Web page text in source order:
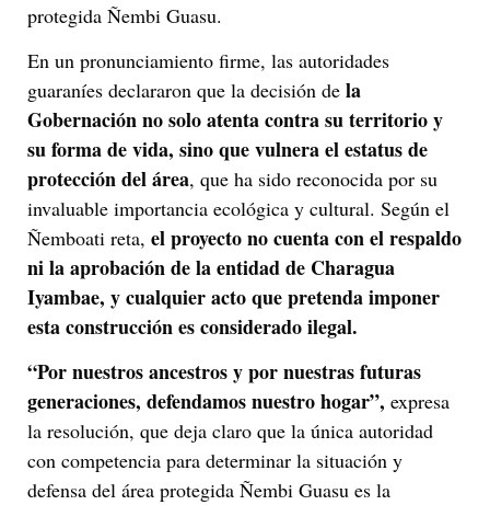
protegida Ñembi Guasu.
En un pronunciamiento firme, las autoridades
guaraníes declararon que la decisión de la
Gobernación no solo atenta contra su territorio y
su forma de vida, sino que vulnera el estatus de
protección del área, que ha sido reconocida por su
invaluable importancia ecológica y cultural. Según el
Ñemboati reta, el proyecto no cuenta con el respaldo
ni la aprobación de la entidad de Charagua
Iyambae, y cualquier acto que pretenda imponer
esta construcción es considerado ilegal.
“Por nuestros ancestros y por nuestras futuras
generaciones, defendamos nuestro hogar”, expresa
la resolución, que deja claro que la única autoridad
con competencia para determinar la situación y
defensa del área protegida Ñembi Guasu es la